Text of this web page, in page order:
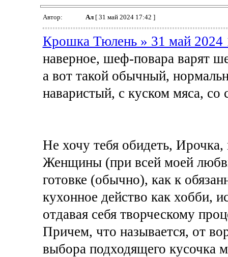
Автор: Ал[ 31 май 2024 17:42 ]
Крошка Тюлень » 31 май 2024
наверное, шеф-повара варят
а вот такой обычный,
наваристый, с куском мяса, со
Не хочу тебя обидеть,
Женщины (при всей моей
готовке (обычно), как к
кухонное действо как хобби,
отдавая себя творческому
Причем, что называется, от
выбора подходящего кусочка